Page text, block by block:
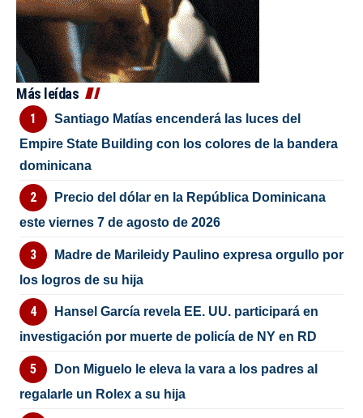
Más leídas
Santiago Matías encenderá las luces del
Empire State Building con los colores de la bandera
dominicana
Precio del dólar en la República Dominicana
este viernes 7 de agosto de 2026
Madre de Marileidy Paulino expresa orgullo por
los logros de su hija
Hansel García revela EE. UU. participará en
investigación por muerte de policía de NY en RD
Don Miguelo le eleva la vara a los padres al
regalarle un Rolex a su hija